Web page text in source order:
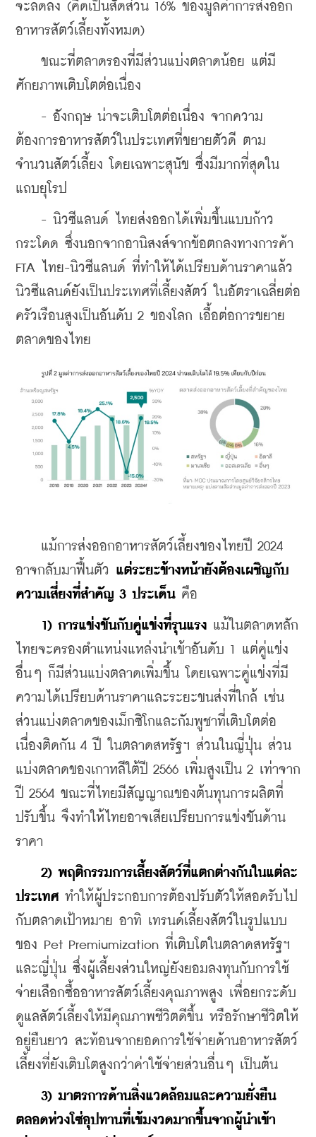
จะลดลง (คิดเป็นสัดส่วน 16% ของมูลค่าการส่งออก
อาหารสัตว์เลี้ยงทั้งหมด)
ขณะที่ตลาดรองที่มีส่วนแบ่งตลาดน้อย แต่มี
ศักยภาพเติบโตต่อเนื่อง ​
- อังกฤษ น่าจะเติบโตต่อเนื่อง จากความ
ต้องการอาหารสัตว์ในประเทศที่ขยายตัวดี ตาม
จำนวนสัตว์เลี้ยง โดยเฉพาะสุนัข ซึ่งมีมากที่สุดใน
แถบยุโรป
- นิวซีแลนด์ ไทยส่งออกได้เพิ่มขึ้นแบบก้าว
กระโดด ซึ่งนอกจากอานิสงส์จากข้อตกลงทางการค้า
FTA ไทย-นิวซีแลนด์ ที่ทำให้ได้เปรียบด้านราคาแล้ว
นิวซีแลนด์ยังเป็นประเทศที่เลี้ยงสัตว์ ในอัตราเฉลี่ยต่อ
ครัวเรือนสูงเป็นอันดับ 2 ของโลก เอื้อต่อการขยาย
ตลาดของไทย
แม้การส่งออกอาหารสัตว์เลี้ยงของไทยปี 2024
อาจกลับมาฟื้นตัว แต่ระยะข้างหน้ายังต้องเผชิญกับ
ความเสี่ยงที่สำคัญ 3 ประเด็น คือ
1) การแข่งขันกับคู่แข่งที่รุนแรง แม้ในตลาดหลัก
ไทยจะครองตำแหน่งแหล่งนำเข้าอันดับ 1 แต่คู่แข่ง
อื่นๆ ก็มีส่วนแบ่งตลาดเพิ่มขึ้น โดยเฉพาะคู่แข่งที่มี
ความได้เปรียบด้านราคาและระยะขนส่งที่ใกล้ เช่น
ส่วนแบ่งตลาดของเม็กซิโกและกัมพูชาที่เติบโตต่อ
เนื่องติดกัน 4 ปี ในตลาดสหรัฐฯ ส่วนในญี่ปุ่น ส่วน
แบ่งตลาดของเกาหลีใต้ปี 2566 เพิ่มสูงเป็น 2 เท่าจาก
ปี 2564 ขณะที่ไทยมีสัญญาณของต้นทุนการผลิตที่
ปรับขึ้น จึงทำให้ไทยอาจเสียเปรียบการแข่งขันด้าน
ราคา
2) พฤติกรรมการเลี้ยงสัตว์ที่แตกต่างกันในแต่ละ
ประเทศ ทำให้ผู้ประกอบการต้องปรับตัวให้สอดรับไป
กับตลาดเป้าหมาย อาทิ เทรนด์เลี้ยงสัตว์ในรูปแบบ
ของ Pet Premiumization ที่เติบโตในตลาดสหรัฐฯ
และญี่ปุ่น ซึ่งผู้เลี้ยงส่วนใหญ่ยังยอมลงทุนกับการใช้
จ่ายเลือกซื้ออาหารสัตว์เลี้ยงคุณภาพสูง เพื่อยกระดับ
ดูแลสัตว์เลี้ยงให้มีคุณภาพชีวิตดีขึ้น หรือรักษาชีวิตให้
อยู่ยืนยาว สะท้อนจากยอดการใช้จ่ายด้านอาหารสัตว์
เลี้ยงที่ยังเติบโตสูงกว่าค่าใช้จ่ายส่วนอื่นๆ เป็นต้น
3) มาตรการด้านสิ่งแวดล้อมและความยั่งยืน
ตลอดห่วงโซ่อุปทานที่เข้มงวดมากขึ้นจากผู้นำเข้า